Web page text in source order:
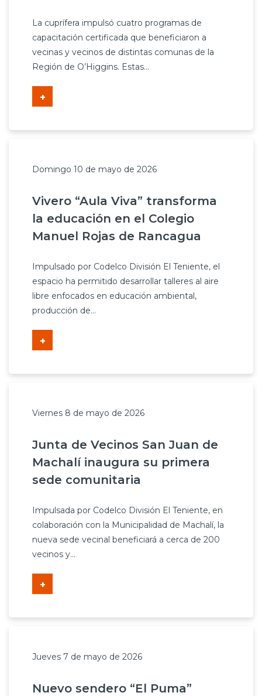
La cuprífera impulsó cuatro programas de
capacitación certificada que beneficiaron a
vecinas y vecinos de distintas comunas de la
Región de O’Higgins. Estas...
+
Domingo 10 de mayo de 2026
Vivero “Aula Viva” transforma
la educación en el Colegio
Manuel Rojas de Rancagua
Impulsado por Codelco División El Teniente, el
espacio ha permitido desarrollar talleres al aire
libre enfocados en educación ambiental,
producción de...
+
Viernes 8 de mayo de 2026
Junta de Vecinos San Juan de
Machalí inaugura su primera
sede comunitaria
Impulsada por Codelco División El Teniente, en
colaboración con la Municipalidad de Machalí, la
nueva sede vecinal beneficiará a cerca de 200
vecinos y...
+
Jueves 7 de mayo de 2026
Nuevo sendero “El Puma”